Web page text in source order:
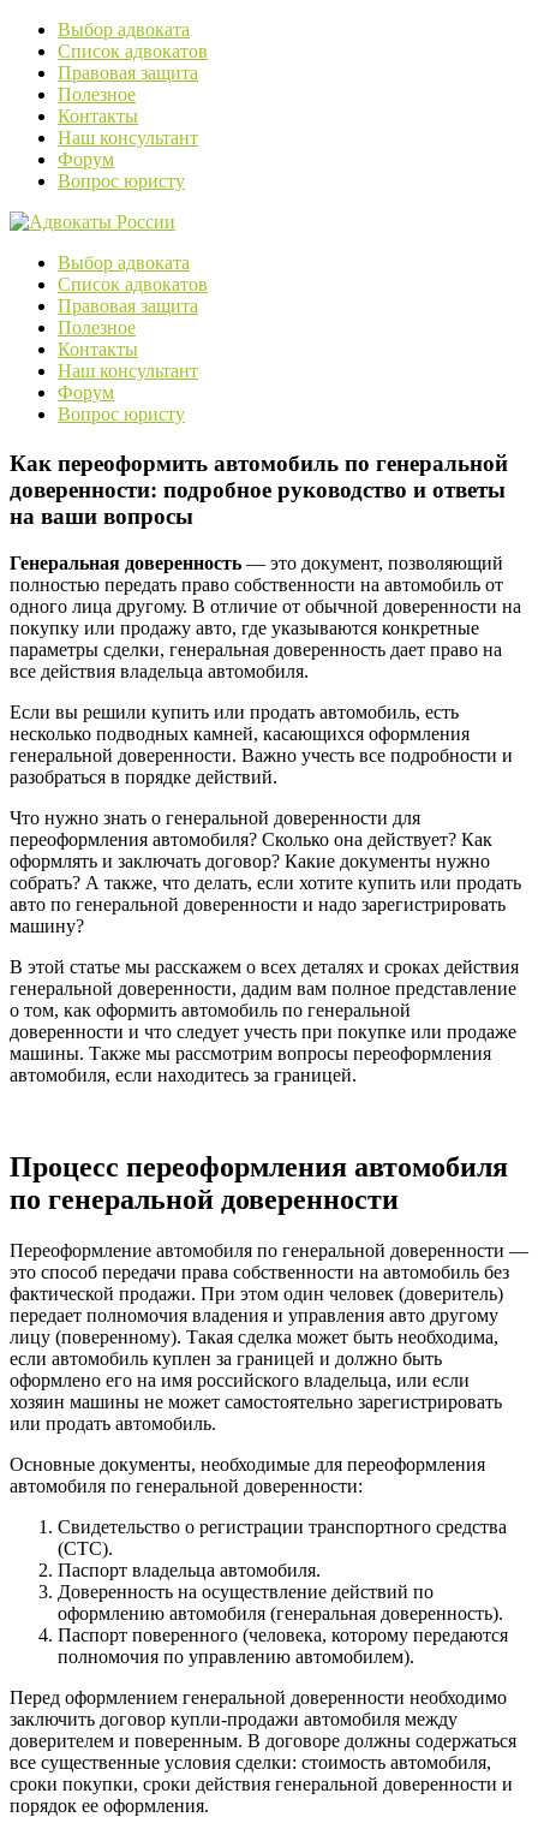
Выбор адвоката
Список адвокатов
Правовая защита
Полезное
Контакты
Наш консультант
Форум
Вопрос юристу
Выбор адвоката
Список адвокатов
Правовая защита
Полезное
Контакты
Наш консультант
Форум
Вопрос юристу
Как переоформить автомобиль по генеральной
доверенности: подробное руководство и ответы
на ваши вопросы
Генеральная доверенность — это документ, позволяющий
полностью передать право собственности на автомобиль от
одного лица другому. В отличие от обычной доверенности на
покупку или продажу авто, где указываются конкретные
параметры сделки, генеральная доверенность дает право на
все действия владельца автомобиля.
Если вы решили купить или продать автомобиль, есть
несколько подводных камней, касающихся оформления
генеральной доверенности. Важно учесть все подробности и
разобраться в порядке действий.
Что нужно знать о генеральной доверенности для
переоформления автомобиля? Сколько она действует? Как
оформлять и заключать договор? Какие документы нужно
собрать? А также, что делать, если хотите купить или продать
авто по генеральной доверенности и надо зарегистрировать
машину?
В этой статье мы расскажем о всех деталях и сроках действия
генеральной доверенности, дадим вам полное представление
о том, как оформить автомобиль по генеральной
доверенности и что следует учесть при покупке или продаже
машины. Также мы рассмотрим вопросы переоформления
автомобиля, если находитесь за границей.
Процесс переоформления автомобиля
по генеральной доверенности
Переоформление автомобиля по генеральной доверенности —
это способ передачи права собственности на автомобиль без
фактической продажи. При этом один человек (доверитель)
передает полномочия владения и управления авто другому
лицу (поверенному). Такая сделка может быть необходима,
если автомобиль куплен за границей и должно быть
оформлено его на имя российского владельца, или если
хозяин машины не может самостоятельно зарегистрировать
или продать автомобиль.
Основные документы, необходимые для переоформления
автомобиля по генеральной доверенности:
Свидетельство о регистрации транспортного средства
(СТС).
Паспорт владельца автомобиля.
Доверенность на осуществление действий по
оформлению автомобиля (генеральная доверенность).
Паспорт поверенного (человека, которому передаются
полномочия по управлению автомобилем).
Перед оформлением генеральной доверенности необходимо
заключить договор купли-продажи автомобиля между
доверителем и поверенным. В договоре должны содержаться
все существенные условия сделки: стоимость автомобиля,
сроки покупки, сроки действия генеральной доверенности и
порядок ее оформления.